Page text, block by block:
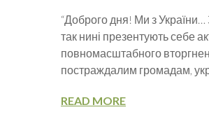
“Доброго дня! Ми з України…
так нині презентують себе
повномасштабного
постраждалим громадам,
READ MORE